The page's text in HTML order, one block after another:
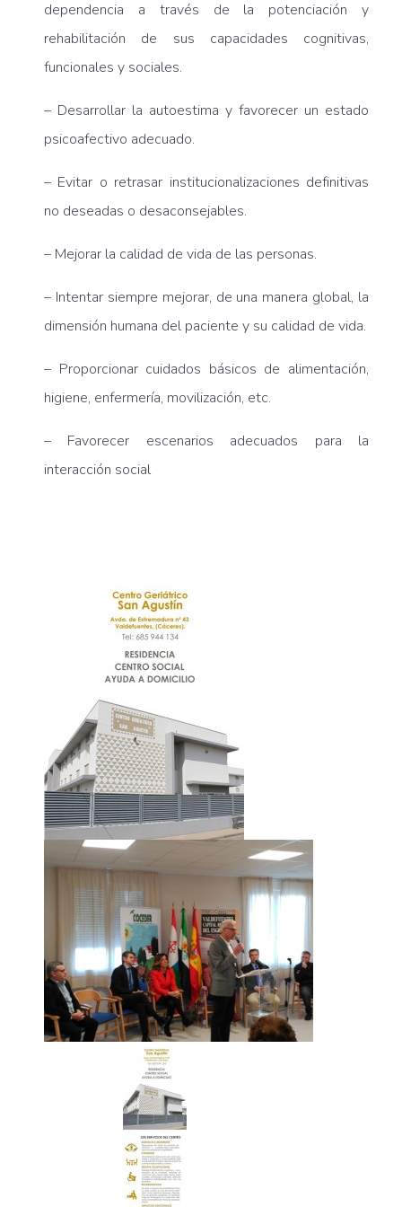
dependencia a través de la potenciación y
rehabilitación de sus capacidades cognitivas,
funcionales y sociales.
– Desarrollar la autoestima y favorecer un estado
psicoafectivo adecuado.
– Evitar o retrasar institucionalizaciones definitivas
no deseadas o desaconsejables.
– Mejorar la calidad de vida de las personas.
– Intentar siempre mejorar, de una manera global, la
dimensión humana del paciente y su calidad de vida.
– Proporcionar cuidados básicos de alimentación,
higiene, enfermería, movilización, etc.
– Favorecer escenarios adecuados para la
interacción social